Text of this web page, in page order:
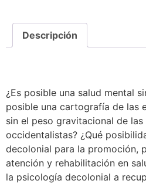
Descripción
¿Es posible una salud mental
posible una cartografía de las
sin el peso gravitacional de las
occidentalistas? ¿Qué
decolonial para la promoción,
atención y rehabilitación en
la psicología decolonial a